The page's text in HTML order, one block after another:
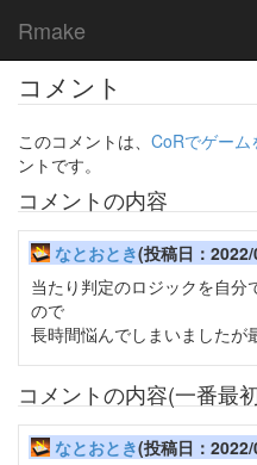
Rmake
コメント
このコメントは、 CoRでゲー
ントです。
コメントの内容
なとおとき(投稿日：
当たり判定のロジックを自分
ので
長時間悩んでしまいましたが
コメントの内容(一番最
なとおとき(投稿日：